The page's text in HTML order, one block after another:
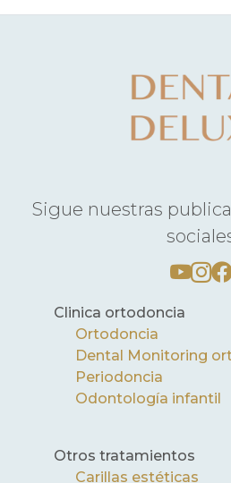
Sigue nuestras
Clinica ortodoncia
Ortodoncia
Dental Monitoring
Periodoncia
Odontología infantil
Otros tratamientos
Carillas estéticas